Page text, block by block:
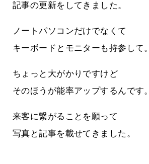
記事の更新をしてきました。
ノートパソコンだけでなくて
キーボードとモニターも持参して。
ちょっと大がかりですけど
そのほうが能率アップするんです。
来客に繋がることを願って
写真と記事を載せてきました。